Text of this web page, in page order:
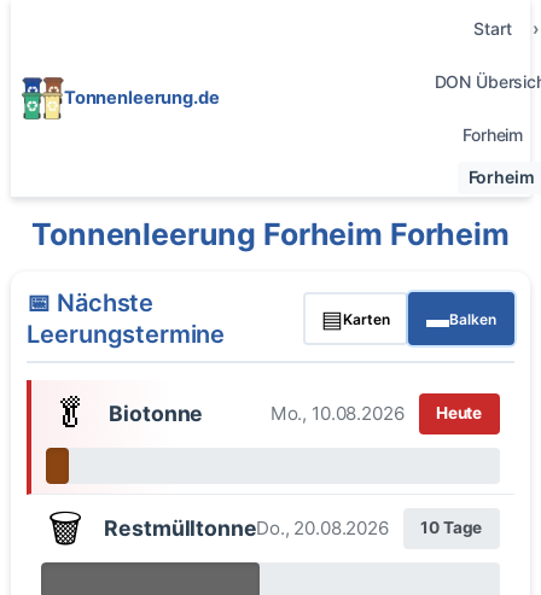
Tonnenleerung.de
Start
DON
Forheim
Forheim
Tonnenleerung Forheim Forheim
📅 Nächste
Leerungstermine
▤Karten ▬Balken
🥬 Biotonne Mo., 10.08.2026 Heute
🗑️ RestmülltonneDo., 20.08.2026 10 Tage